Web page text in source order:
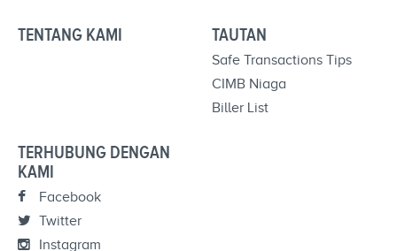
TENTANG KAMI TAUTAN
Safe Transactions Tips
CIMB Niaga
Biller List
TERHUBUNG DENGAN
KAMI
Facebook
Twitter
Instagram